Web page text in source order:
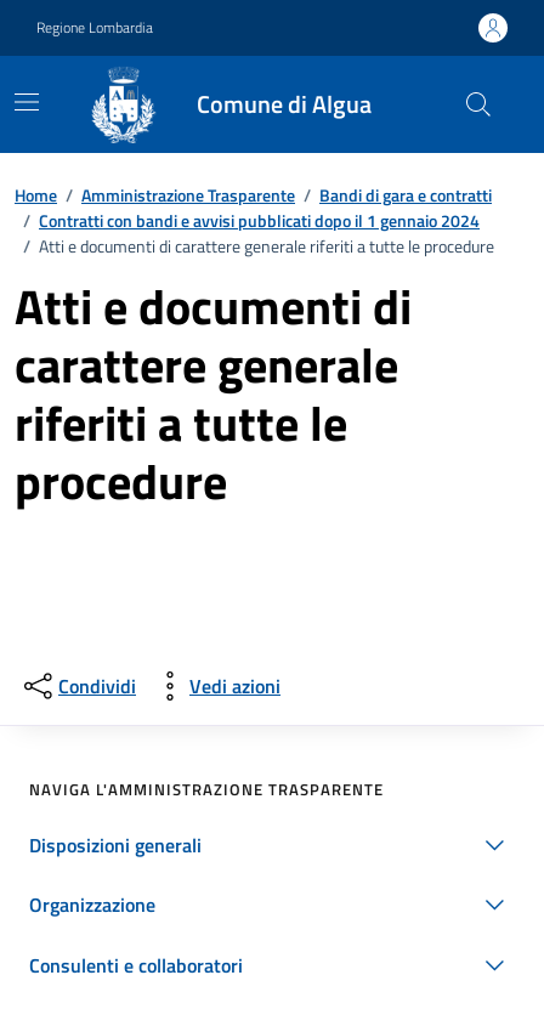
Regione Lombardia
Comune di Algua
Home / Amministrazione Trasparente / Bandi di gara e contratti
/ Contratti con bandi e avvisi pubblicati dopo il 1 gennaio 2024
/ Atti e documenti di carattere generale riferiti a tutte le procedure
Atti e documenti di
carattere generale
riferiti a tutte le
procedure
Condividi Vedi azioni
NAVIGA L'AMMINISTRAZIONE TRASPARENTE
Disposizioni generali
Organizzazione
Consulenti e collaboratori